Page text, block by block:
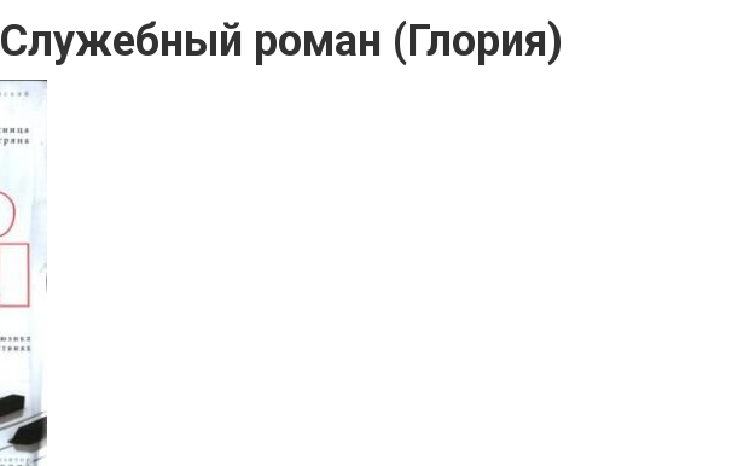
Служебный роман (Глория)